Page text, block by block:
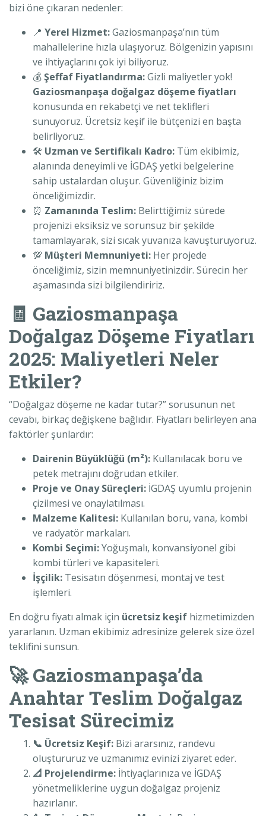
bizi öne çıkaran nedenler:
📍 Yerel Hizmet:Gaziosmanpaşa’nın tüm
mahallelerine hızla ulaşıyoruz. Bölgenizin yapısını
ve ihtiyaçlarını çok iyi biliyoruz.
💰Şeffaf Fiyatlandırma:Gizli maliyetler yok!
Gaziosmanpaşa doğalgaz döşeme fiyatları
konusunda en rekabetçi ve net teklifleri
sunuyoruz. Ücretsiz keşif ile bütçenizi en başta
belirliyoruz.
🛠️ Uzman ve Sertifikalı Kadro: Tüm ekibimiz,
alanında deneyimli ve İGDAŞ yetki belgelerine
sahip ustalardan oluşur. Güvenliğiniz bizim
önceliğimizdir.
⏰ Zamanında Teslim: Belirttiğimiz sürede
projenizi eksiksiz ve sorunsuz bir şekilde
tamamlayarak, sizi sıcak yuvanıza kavuşturuyoruz.
💯 Müşteri Memnuniyeti: Her projede
önceliğimiz, sizin memnuniyetinizdir. Sürecin her
aşamasında sizi bilgilendiririz.
🧾 Gaziosmanpaşa
Doğalgaz Döşeme Fiyatları
2025: Maliyetleri Neler
Etkiler?
“Doğalgaz döşeme ne kadar tutar?” sorusunun net
cevabı, birkaç değişkene bağlıdır. Fiyatları belirleyen ana
faktörler şunlardır:
Dairenin Büyüklüğü (m²): Kullanılacak boru ve
petek metrajını doğrudan etkiler.
Proje ve Onay Süreçleri: İGDAŞ uyumlu projenin
çizilmesi ve onaylatılması.
Malzeme Kalitesi: Kullanılan boru, vana, kombi
ve radyatör markaları.
Kombi Seçimi:Yoğuşmalı, konvansiyonel gibi
kombi türleri ve kapasiteleri.
İşçilik: Tesisatın döşenmesi, montaj ve test
işlemleri.
En doğru fiyatı almak için ücretsiz keşif hizmetimizden
yararlanın. Uzman ekibimiz adresinize gelerek size özel
teklifini sunsun.
🚀 Gaziosmanpaşa’da
Anahtar Teslim Doğalgaz
Tesisat Sürecimiz
📞 Ücretsiz Keşif: Bizi ararsınız, randevu
oluştururuz ve uzmanımız evinizi ziyaret eder.
📐 Projelendirme: İhtiyaçlarınıza ve İGDAŞ
yönetmeliklerine uygun doğalgaz projeniz
hazırlanır.